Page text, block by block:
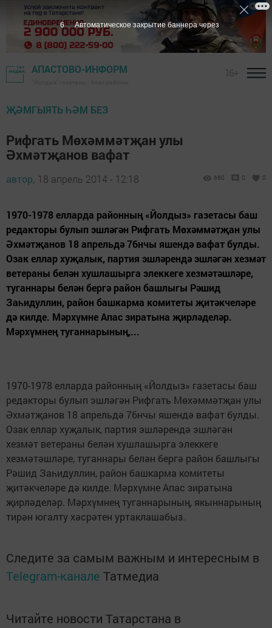
АПАСТОВО-ИНФОРМ
ҖӘМГЫЯТЬ ҺӘМ БЕЗ
Рифгать Мөхәммәтҗан улы
Әхмәтҗанов вафат
автор, 18 апрель 2014 - 12:18 660 0 0
1970-1978 елларда районның «Йолдыз» газетасы баш
редакторы булып эшләгән Рифгать Мөхәммәтҗан улы
Әхмәтҗанов 18 апрельдә 76нчы яшендә вафат булды.
Озак еллар хуҗалык, партия эшләрендә эшләгән хезмәт
ветераны белән хушлашырга элеккеге хезмәтәшләре,
туганнары белән бергә район башлыгы Рәшид
Заһидуллин, район башкарма комитеты җитәкчеләре
дә килде. Мәрхүмне Апас зиратына җирләделәр.
Мәрхүмнең туганнарының,...
1970-1978 елларда районның «Йолдыз» газетасы баш
редакторы булып эшләгән Рифгать Мөхәммәтҗан улы
Әхмәтҗанов 18 апрельдә 76нчы яшендә вафат булды.
Озак еллар хуҗалык, партия эшләрендә эшләгән
хезмәт ветераны белән хушлашырга элеккеге
хезмәтәшләре, туганнары белән бергә район башлыгы
Рәшид Заһидуллин, район башкарма комитеты
җитәкчеләре дә килде. Мәрхүмне Апас зиратына
җирләделәр. Мәрхүмнең туганнарының, якыннарының
тирән югалту хәсрәтен уртаклашабыз.
Следите за самым важным и интересным в
Telegram-канале Татмедиа
Читайте новости Татарстана в
5 Автоматическое закрытие баннера через